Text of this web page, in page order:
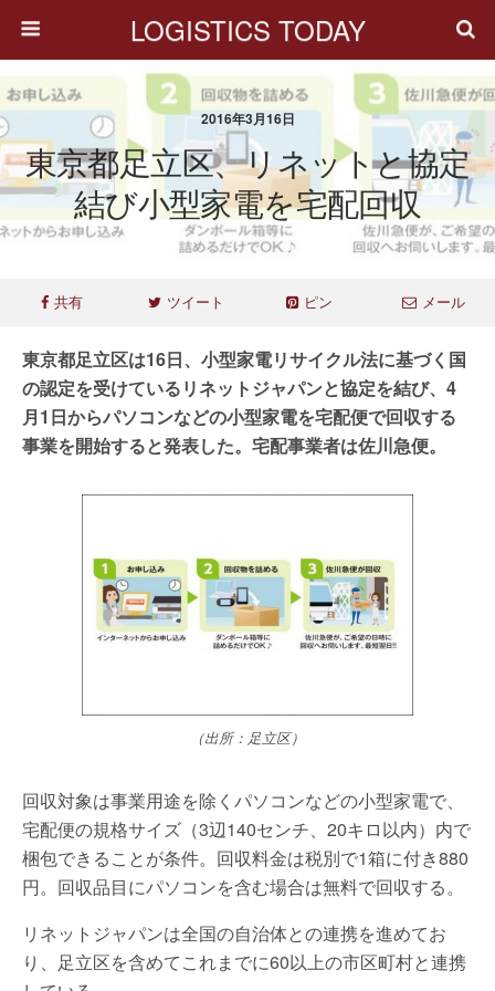
LOGISTICS TODAY
2016年3月16日
東京都足立区、リネットと協定
結び小型家電を宅配回収
共有 ツイート ピン メール
東京都足立区は16日、小型家電リサイクル法に基づく国
の認定を受けているリネットジャパンと協定を結び、4
月1日からパソコンなどの小型家電を宅配便で回収する
事業を開始すると発表した。宅配事業者は佐川急便。
（出所：足立区）
回収対象は事業用途を除くパソコンなどの小型家電で、
宅配便の規格サイズ（3辺140センチ、20キロ以内）内で
梱包できることが条件。回収料金は税別で1箱に付き880
円。回収品目にパソコンを含む場合は無料で回収する。
リネットジャパンは全国の自治体との連携を進めてお
り、足立区を含めてこれまでに60以上の市区町村と連携